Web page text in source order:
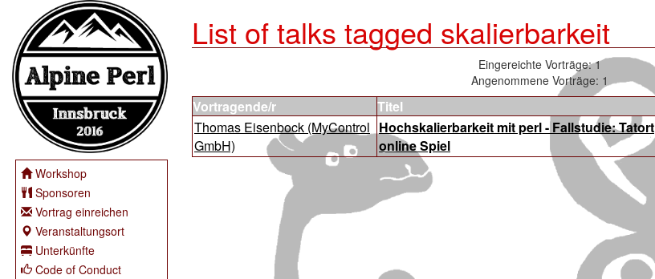
Workshop
Sponsoren
Vortrag einreichen
Veranstaltungsort
Unterkünfte
Code of Conduct
List of talks tagged skalierbarkeit
Eingereichte Vorträge: 1
Angenommene Vorträge: 1
Vortragende/r Titel
Thomas Eisenbock (‎MyControl
GmbH‎)
‎Hochskalierbarkeit mit perl - Fallstudie: Tatort
online Spiel‎